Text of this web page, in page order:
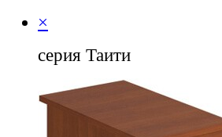
×
серия Таити